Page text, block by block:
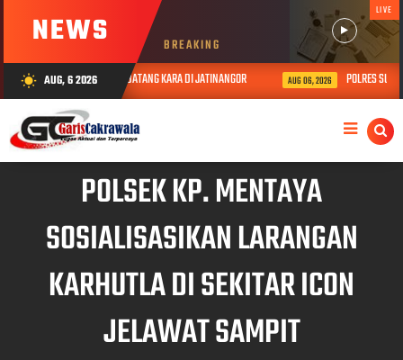
NEWS BREAKING
LIVE
wb_sunny AUG, 6 2026
KEPADA LANSIA SEBATANG KARA DI JATINANGOR AUG 06, 2026 POLRES SUMEDANG
POLSEK KP. MENTAYA
SOSIALISASIKAN LARANGAN
KARHUTLA DI SEKITAR ICON
JELAWAT SAMPIT